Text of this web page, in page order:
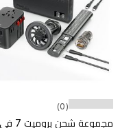
(0)